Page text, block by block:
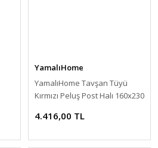
YamalıHome
YamalıHome Tavşan Tüyü
Kırmızı Peluş Post Halı 160x230
4.416,00 TL